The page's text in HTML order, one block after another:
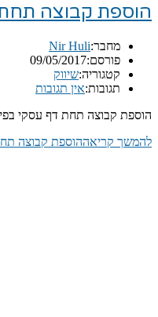
הוספת קבוצה
מחבר:Nir Huli
פורסם:09/05/2017
קטגוריה:שיווק
תגובות:אין תגובות
הוספת קבוצה תחת דף עסקי
להמשך קריאההוספת קבוצה